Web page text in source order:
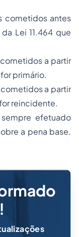
cometidos antes
Lei 11.464 que
a partir
primário.
a partir
reincidente.
efetuado
a pena base.